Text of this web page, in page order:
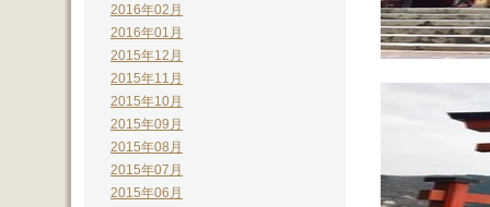
2016年02月
2016年01月
2015年12月
2015年11月
2015年10月
2015年09月
2015年08月
2015年07月
2015年06月